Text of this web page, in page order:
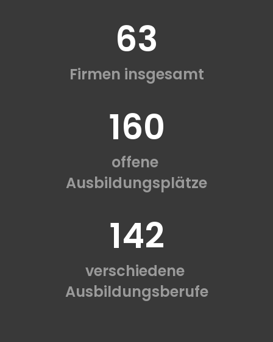
63
Firmen insgesamt
160
offene
Ausbildungsplätze
142
verschiedene
Ausbildungsberufe